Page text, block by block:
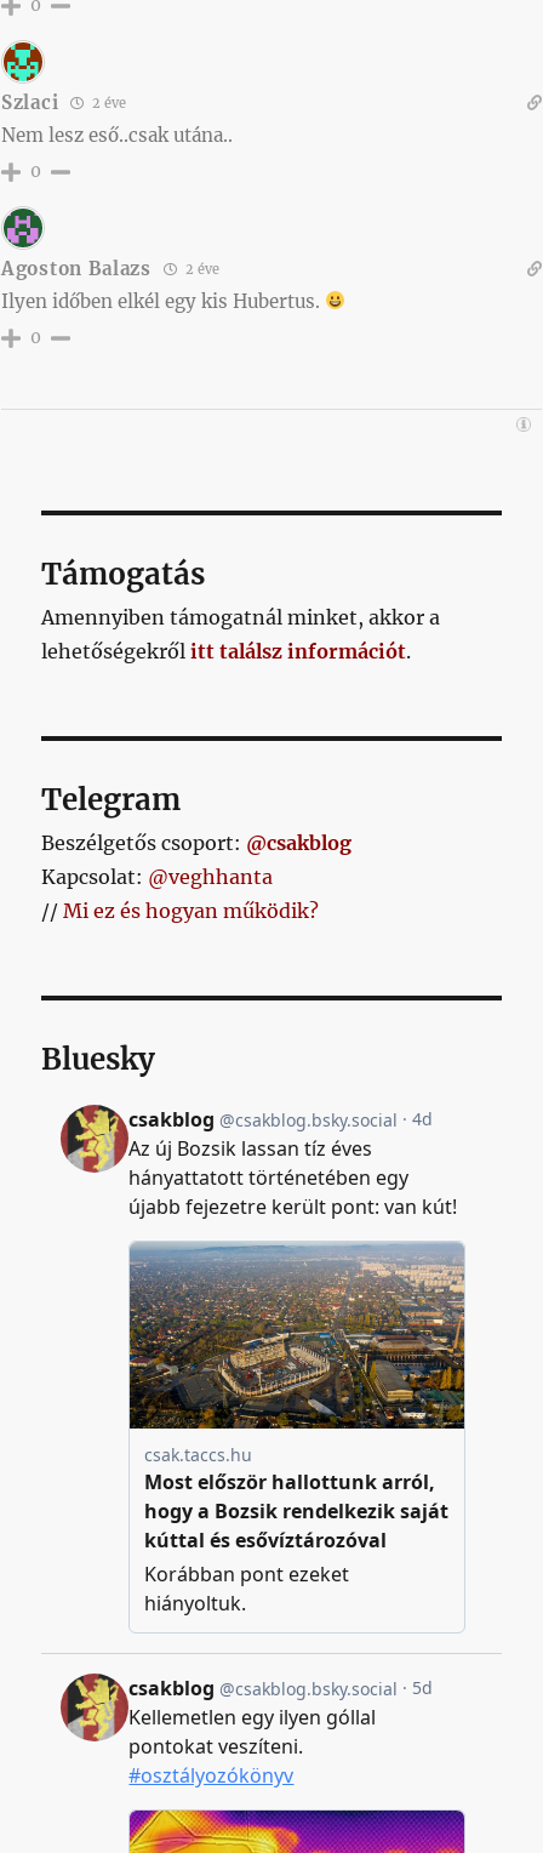
0
Szlaci 2 éve
Nem lesz eső..csak utána..
0
Agoston Balazs 2 éve
Ilyen időben elkél egy kis Hubertus.
0
Támogatás
Amennyiben támogatnál minket, akkor a
lehetőségekrőlitt találsz információt.
Telegram
Beszélgetős csoport: @csakblog
Kapcsolat: @veghhanta
//Mi ez és hogyan működik?
Bluesky